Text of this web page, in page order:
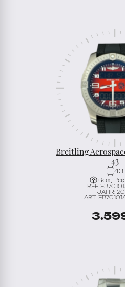
Breitling
43
43
Box,
REF.
JAHR:
ART.